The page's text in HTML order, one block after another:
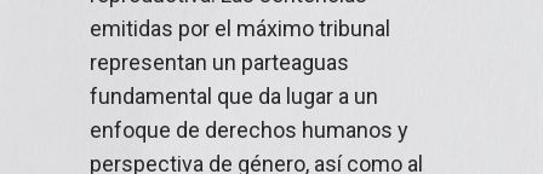
emitidas por el máximo tribunal
representan un parteaguas
fundamental que da lugar a un
enfoque de derechos humanos y
perspectiva de género, así como al